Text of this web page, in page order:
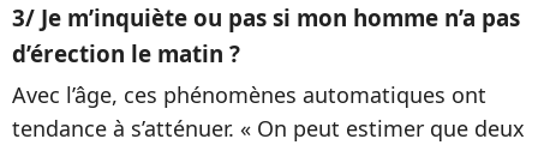
3/ Je m’inquiète ou pas si mon homme n’a pas
d’érection le matin ?
Avec l’âge, ces phénomènes automatiques ont
tendance à s’atténuer. « On peut estimer que deux